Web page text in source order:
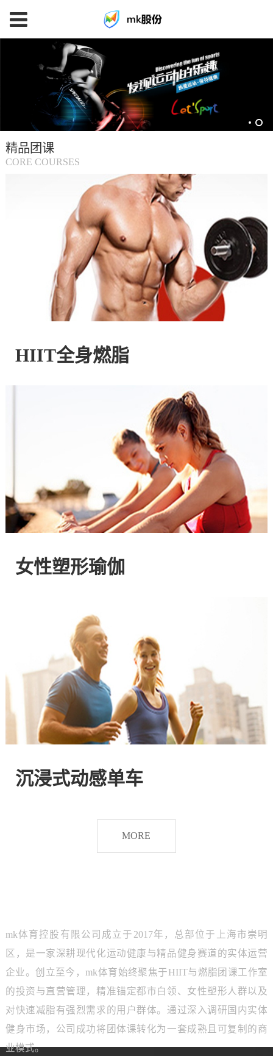
育
(中
有
官
方
网
注
HIIT
燃
精品团课
CORE COURSES
HIIT全身燃脂
女性塑形瑜伽
沉浸式动感单车
MORE
mk体育控股有限公司成立于2017年，总部位于上海市崇明
区，是一家深耕现代化运动健康与精品健身赛道的实体运营
企业。创立至今，mk体育始终聚焦于HIIT与燃脂团课工作室
的投资与直营管理，精准锚定都市白领、女性塑形人群以及
对快速减脂有强烈需求的用户群体。通过深入调研国内实体
健身市场，公司成功将团体课转化为一套成熟且可复制的商
业模式。